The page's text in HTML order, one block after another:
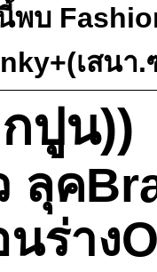
บ
เสนา
ปูน))
ลุค
นร่า